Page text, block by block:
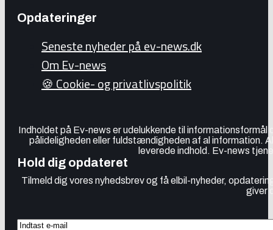
Opdateringer
Seneste nyheder på ev-news.dk
Om Ev-news
🍪 Cookie- og privatlivspolitik
Indholdet på Ev-news er udelukkende til
pålideligheden eller fuldstændigheden af al information.
leverede indhold. Ev-news
Hold dig opdateret
Tilmeld dig vores nyhedsbrev og få elbil-nyheder,
giver